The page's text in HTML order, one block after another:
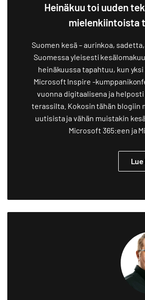
Heinäkuu toi uuden
mielenkiintoista
Suomen kesä – aurinkoa,
Suomessa yleisesti
heinäkuussa tapahtuu, kun
Microsoft Inspire -
vuonna digitaalisena ja
terassilta. Kokosin tähän blogiin
uutisista ja vähän muistakin
Microsoft 365:een ja